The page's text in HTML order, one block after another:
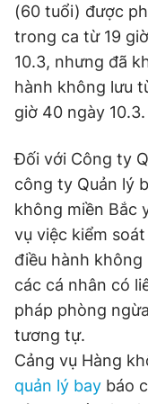
(60 tuổi) được
trong ca từ 19
10.3, nhưng đã
hành không lưu
giờ 40 ngày 10.3.
Đối với Công ty
công ty Quản lý
không miền Bắc
vụ việc kiểm
điều hành không
các cá nhân có
pháp phòng
tương tự.
Cảng vụ Hàng
quản lý bay báo